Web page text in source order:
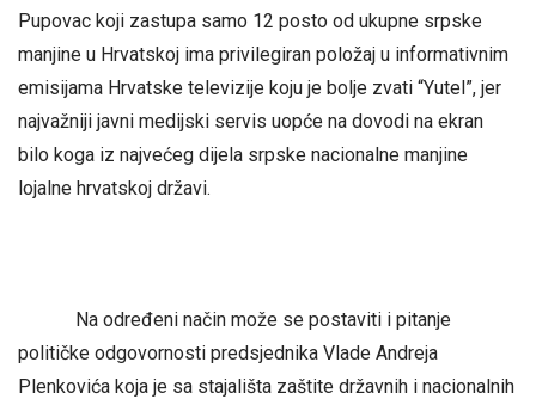
Pupovac koji zastupa samo 12 posto od ukupne srpske
manjine u Hrvatskoj ima privilegiran položaj u informativnim
emisijama Hrvatske televizije koju je bolje zvati “Yutel”, jer
najvažniji javni medijski servis uopće na dovodi na ekran
bilo koga iz najvećeg dijela srpske nacionalne manjine
lojalne hrvatskoj državi.
Na određeni način može se postaviti i pitanje
političke odgovornosti predsjednika Vlade Andreja
Plenkovića koja je sa stajališta zaštite državnih i nacionalnih